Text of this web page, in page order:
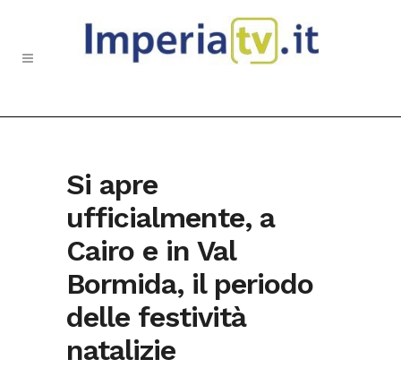
Si apre
ufficialmente, a
Cairo e in Val
Bormida, il periodo
delle festività
natalizie